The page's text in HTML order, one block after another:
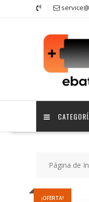
Página de
¡OFERTA!